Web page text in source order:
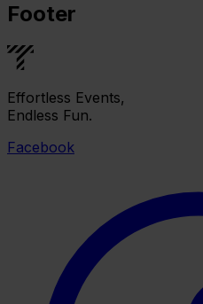
Footer
Effortless Events,
Endless Fun.
Facebook